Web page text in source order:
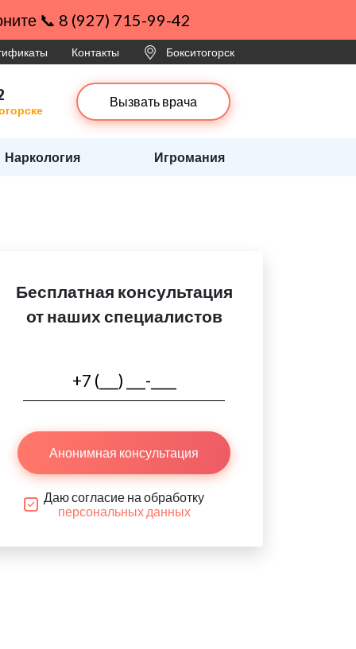
📞 8 (927) 715-99-42
Контакты Бокситогорск
Вызвать врача
Наркология Игромания
Бесплатная консультация
от наших специалистов
Анонимная консультация
Даю согласие на обработку
персональных данных